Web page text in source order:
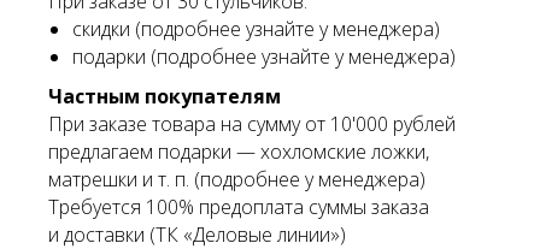
скидки (подробнее узнайте у менеджера)
подарки (подробнее узнайте у менеджера)
Частным покупателям
При заказе товара на сумму от 10'000 рублей
предлагаем подарки — хохломские ложки,
матрешки и т. п. (подробнее у менеджера)
Требуется 100% предоплата суммы заказа
и доставки (ТК «Деловые линии»)